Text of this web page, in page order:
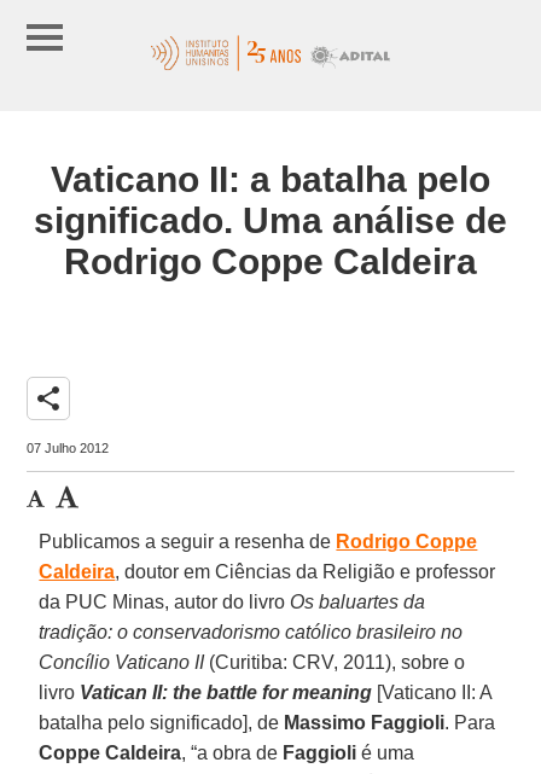
Vaticano II: a batalha pelo
significado. Uma análise de
Rodrigo Coppe Caldeira
share
07 Julho 2012
Publicamos a seguir a resenha de Rodrigo Coppe
Caldeira, doutor em Ciências da Religião e professor
da PUC Minas, autor do livro Os baluartes da
tradição: o conservadorismo católico brasileiro no
Concílio Vaticano II(Curitiba: CRV, 2011), sobre o
livro Vatican II: the battle for meaning [Vaticano II: A
batalha pelo significado], de Massimo Faggioli. Para
Coppe Caldeira, “a obra de Faggiolié uma